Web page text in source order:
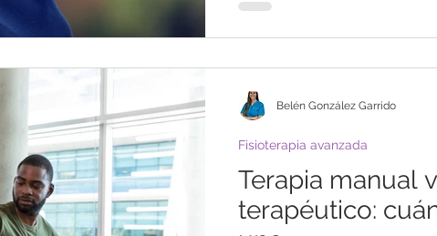
Terapia manual
terapéutico:
Fisioterapia avanzada
Belén González Garrido